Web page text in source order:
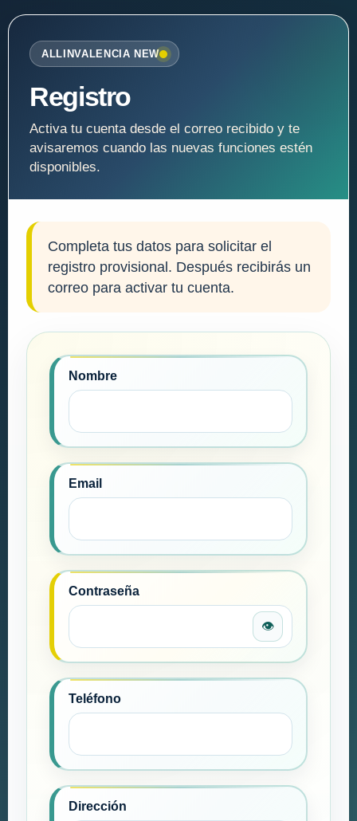
ALLINVALENCIA NEW
Registro
Activa tu cuenta desde el correo recibido y te
avisaremos cuando las nuevas funciones estén
disponibles.
Completa tus datos para solicitar el
registro provisional. Después recibirás un
correo para activar tu cuenta.
Nombre
Email
Contraseña
👁
Teléfono
Dirección